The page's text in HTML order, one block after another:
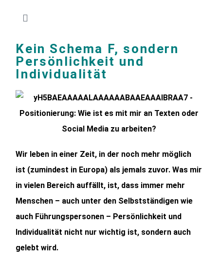
Kein Schema F, sondern
Persönlichkeit und
Individualität
Wir leben in einer Zeit, in der noch mehr möglich
ist (zumindest in Europa) als jemals zuvor. Was mir
in vielen Bereich auffällt, ist, dass immer mehr
Menschen – auch unter den Selbstständigen wie
auch Führungspersonen – Persönlichkeit und
Individualität nicht nur wichtig ist, sondern auch
gelebt wird.